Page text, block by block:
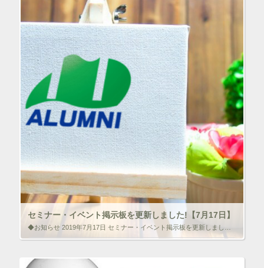
で
開
き
ま
す
)
ク
リ
ッ
ク
し
て
T
w
i
t
t
e
r
で
共
有
新
し
い
ウ
ィ
ン
ド
ウ
で
開
き
ま
す
F
a
c
e
b
o
o
る
に
は
ク
リ
ッ
ク
て
く
だ
さ
い
新
し
い
ウ
ン
セミナー・イベント掲示板を更新しました!【7月17日】
クリック!!